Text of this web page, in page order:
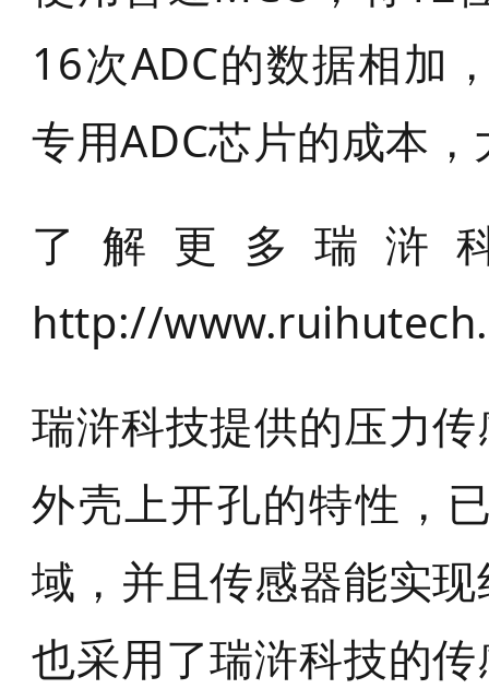
16次ADC的数据相加
专用ADC芯片的成本
了解更多瑞浒
http://
瑞浒科技提供的压力
外壳上开孔的特性，
域，并且传感器能实
也采用了瑞浒科技的